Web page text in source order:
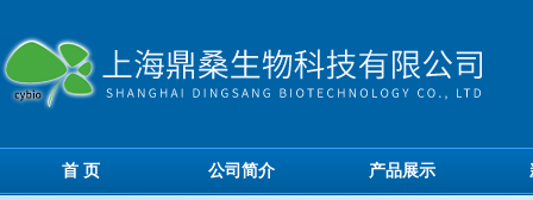
首 页 公司简介 产品展示